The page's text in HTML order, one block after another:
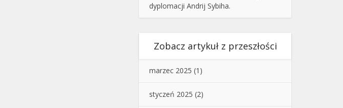
dyplomacji Andrij Sybiha.
Zobacz artykuł z przeszłości
marzec 2025 (1)
styczeń 2025 (2)